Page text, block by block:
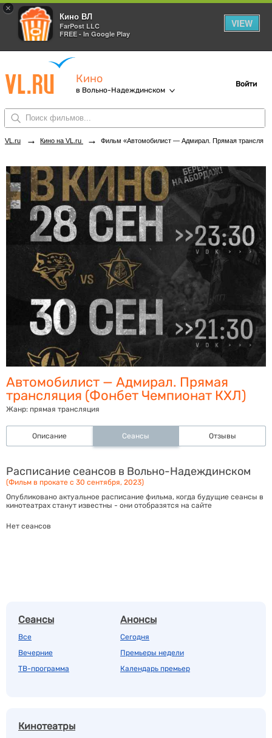
×
Кино ВЛ
FarPost LLC
FREE - In Google Play
VIEW
Кино
в Вольно-Надеждинском
Войти
VL.ru → Кино на VL.ru → Фильм «Автомобилист — Адмирал. Прямая трансляция (Фонбет Чемпионат КХЛ)» в кинотеатрах Вольно-Надеждинского. Купить билеты!
Автомобилист — Адмирал. Прямая
трансляция (Фонбет Чемпионат КХЛ)
Жанр: прямая трансляция
Описание Сеансы Отзывы
Расписание сеансов в Вольно-Надеждинском
(Фильм в прокате с 30 сентября, 2023)
Опубликовано актуальное расписание фильма, когда будущие сеансы в
кинотеатрах станут известны - они отобразятся на сайте
Нет сеансов
Сеансы
Все
Вечерние
ТВ-программа
Анонсы
Сегодня
Премьеры недели
Календарь премьер
Кинотеатры